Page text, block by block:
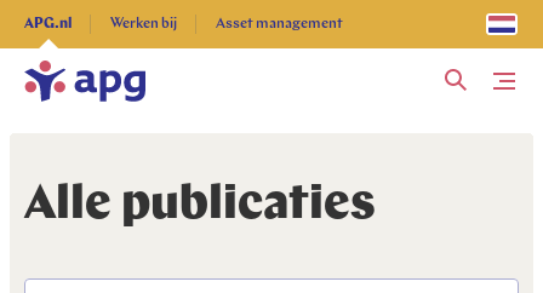
APG.nl Werken bij Asset management
Ontdek alles
Alle publicaties